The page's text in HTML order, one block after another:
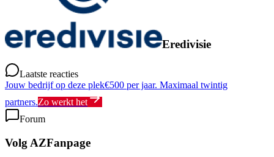
Eredivisie
Laatste reacties
Jouw bedrijf op deze plek€500 per jaar. Maximaal twintig
partners.Zo werkt het
Forum
Volg AZFanpage